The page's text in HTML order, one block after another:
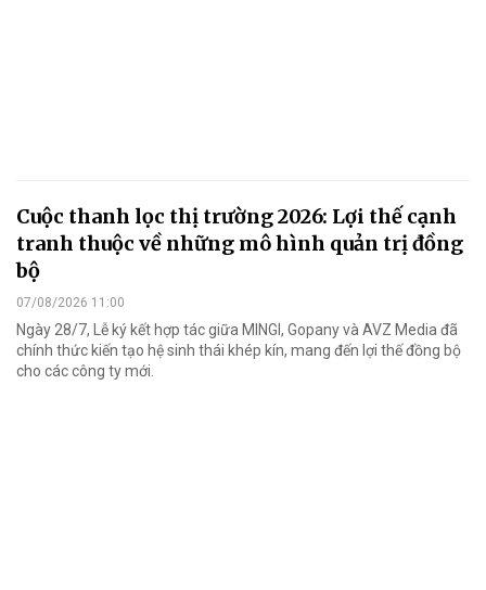
Cuộc thanh lọc thị trường 2026: Lợi thế cạnh
tranh thuộc về những mô hình quản trị đồng
bộ
07/08/2026 11:00
Ngày 28/7, Lễ ký kết hợp tác giữa MINGI, Gopany và AVZ Media đã
chính thức kiến tạo hệ sinh thái khép kín, mang đến lợi thế đồng bộ
cho các công ty mới.